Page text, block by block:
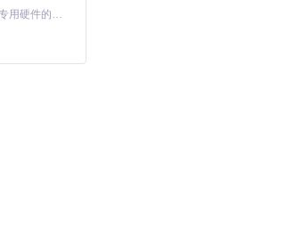
基于Python的Xiaozhi AI，适用于想要完整Xiaozhi体验而无需拥有专用硬件的用户。